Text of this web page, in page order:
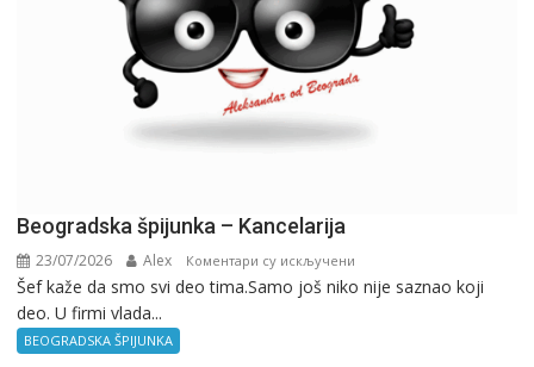
Beogradska špijunka – Kancelarija
23/07/2026 Alex Коментари су искључени
Beogradska
Šef kaže da smo svi deo tima.Samo još niko nije saznao koji
deo. U firmi vlada...
BEOGRADSKA ŠPIJUNKA